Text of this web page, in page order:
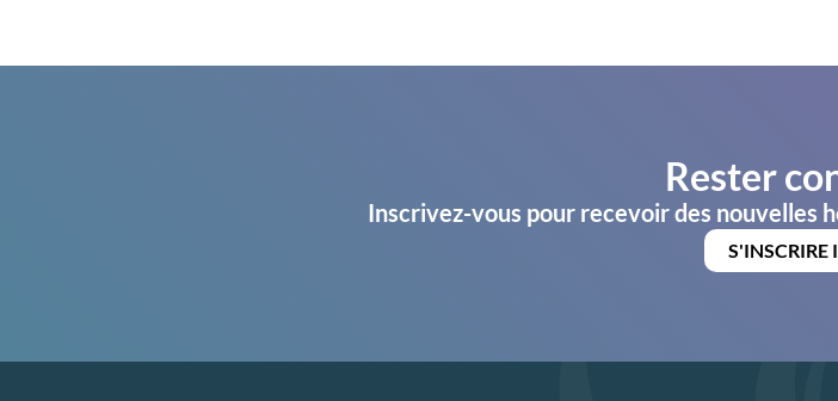
Rester
Inscrivez-vous pour recevoir des nouvelles
S'INSCRIRE